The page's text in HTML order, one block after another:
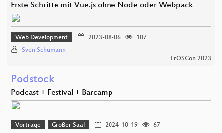
Erste Schritte mit Vue.js ohne Node oder Webpack
Web Development 2023-08-06
107
Sven Schumann
FrOSCon 2023
Podstock
Podcast + Festival + Barcamp
Vorträge Großer Saal 2024-10-19
67